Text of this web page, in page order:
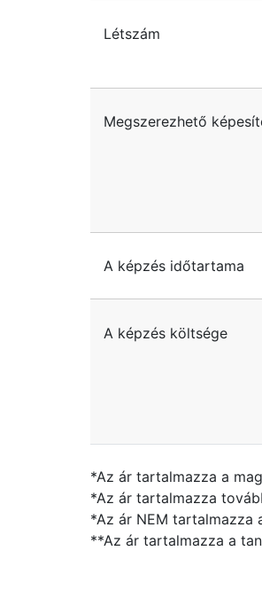
Létszám
Megszerezhető
A képzés időtartama
A képzés költsége
*Az ár tartalmazza a
*Az ár tartalmazza
*Az ár NEM tartalmazza
**Az ár tartalmazza a